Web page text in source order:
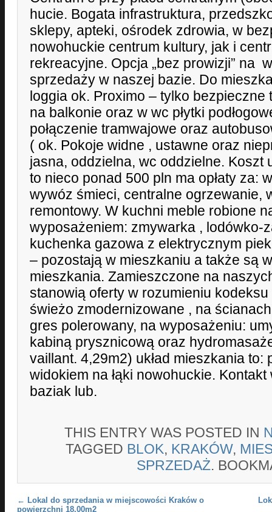
hucie. Bogata infrastruktura,
sklepy, apteki, ośrodek zdrowia, w
nowohuckie centrum kultury, jak i
rekreacyjne. Opcja „bez prowizji” na
sprzedaży w naszej bazie. Do
loggia ok. Proximo – tylko
na balkonie oraz w wc płytki
połączenie tramwajowe oraz
( ok. Pokoje widne , ustawne oraz
jasna, oddzielna, wc oddzielne. Koszt
to nieco ponad 500 pln ma opłaty za:
wywóz śmieci, centralne ogrzewanie,
remontowy. W kuchni meble robione
wyposażeniem: zmywarka , lodówko-
kuchenka gazowa z elektrycznym
– pozostają w mieszkaniu a także są
mieszkania. Zamieszczone na
stanowią oferty w rozumieniu
świeżo zmodernizowane , na ścianach
gres polerowany, na wyposażeniu:
kabiną prysznicową oraz
vaillant. 4,29m2) układ mieszkania to:
widokiem na łąki nowohuckie. Kontakt
baziak lub.
THIS ENTRY WAS POSTED IN
TAGGED BLOK, KRAKÓW,
SPRZEDAŻ.
Post navigation
← Lokal do sprzedania w miejscowości Kraków o
powierzchni 18.00m2